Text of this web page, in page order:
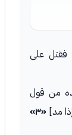
فقتل على
من قول
مد] «٣»